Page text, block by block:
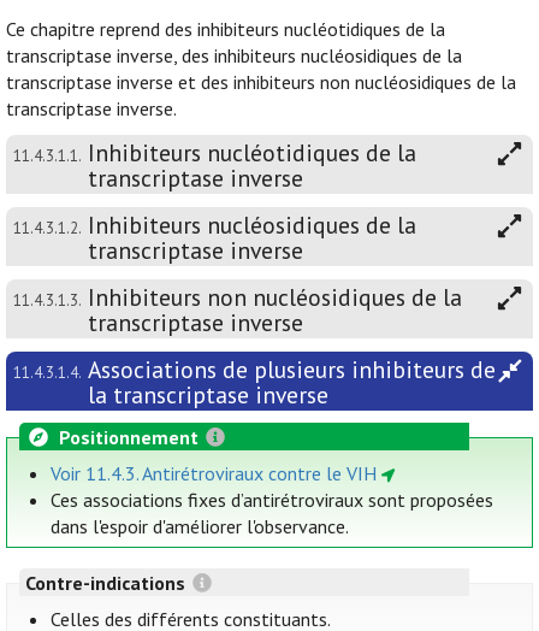
Ce chapitre reprend des inhibiteurs nucléotidiques de la
transcriptase inverse, des inhibiteurs nucléosidiques de la
transcriptase inverse et des inhibiteurs non nucléosidiques de la
transcriptase inverse.
11.4.3.1.1. Inhibiteurs nucléotidiques de la
transcriptase inverse
11.4.3.1.2. Inhibiteurs nucléosidiques de la
transcriptase inverse
11.4.3.1.3. Inhibiteurs non nucléosidiques de la
transcriptase inverse
11.4.3.1.4. Associations de plusieurs inhibiteurs de
la transcriptase inverse
Positionnement
Voir 11.4.3. Antirétroviraux contre le VIH
Ces associations fixes d’antirétroviraux sont proposées
dans l'espoir d'améliorer l'observance.
Contre-indications
Celles des différents constituants.